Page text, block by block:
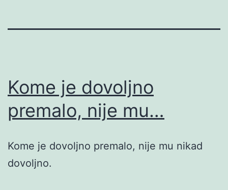
Kome je dovoljno
premalo, nije mu…
Kome je dovoljno premalo, nije mu nikad
dovoljno.